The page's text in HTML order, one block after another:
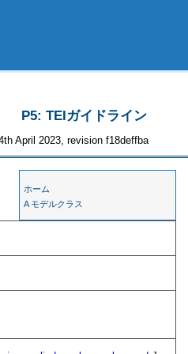
P5: TEIガイドライン
April 2023, revision f18deffba
ホーム
A モデルクラス